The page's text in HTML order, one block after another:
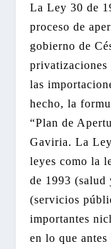
La Ley 30 de
proceso de
gobierno de
privatizaciones
las
hecho, la
“Plan de
Gaviria. La
leyes como la
de 1993 (salud
(servicios
importantes
en lo que